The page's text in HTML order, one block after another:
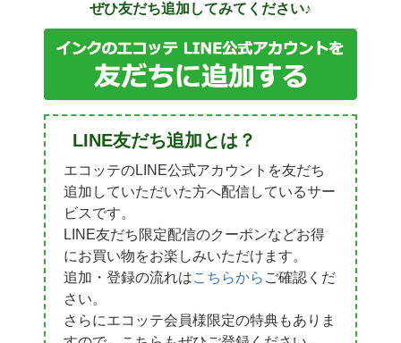
よくある質問
会員専用商品
説明書ダウンロード
ぜひ友だち追加してみてください♪
LINE友だち追加とは？
エコッテのLINE公式アカウントを友だち
追加していただいた方へ配信しているサー
ビスです。
LINE友だち限定配信のクーポンなどお得
にお買い物をお楽しみいただけます。
追加・登録の流れはこちらから ご確認くだ
さい。
さらにエコッテ会員様限定の特典もありま